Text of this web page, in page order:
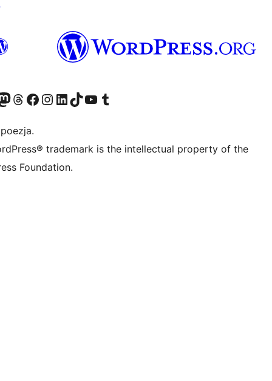
Twitter)
konto Bluesky
nasze konto na Mastodoncie
Odwiedź naszego Threadsa
Odwiedź naszego Facebooka
Odwiedź nasze konto na Instagramie
Odwiedź nasze konto na LinkedIn
Odwiedź naszego TikToka
Odwiedź nasz kanał YouTube
Odwiedź naszego Tumblra
trademark is the intellectual property of the
Foundation.